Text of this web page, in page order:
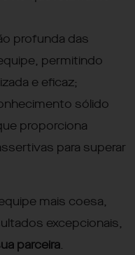
profunda das
permitindo
e eficaz;
sólido
proporciona
para superar
mais coesa,
excepcionais,
parceira